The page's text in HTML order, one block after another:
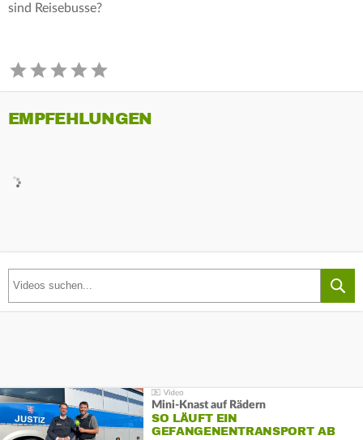
sind Reisebusse?
EMPFEHLUNGEN
Mini-Knast auf Rädern
SO LÄUFT EIN
GEFANGENENTRANSPORT AB